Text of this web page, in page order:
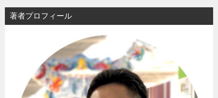
著者プロフィール